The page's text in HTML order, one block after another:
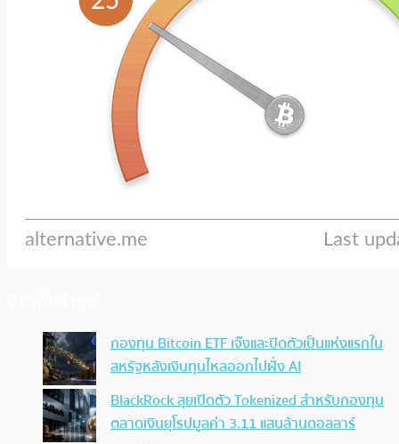
กองทุน Bitcoin ETF เจ๊งและปิดตัวเป็นแห่งแรกใน
สหรัฐหลังเงินทุนไหลออกไปฝั่ง AI
BlackRock ลุยเปิดตัว Tokenized สำหรับกองทุน
ตลาดเงินยุโรปมูลค่า 3.11 แสนล้านดอลลาร์